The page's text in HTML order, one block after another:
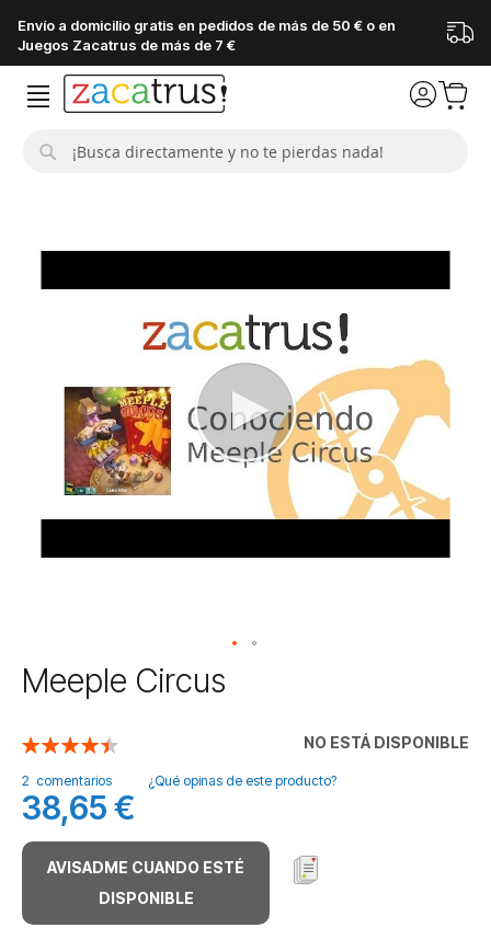
Envío a domicilio gratis en pedidos de más de 50 € o en
Juegos Zacatrus de más de 7 €
Saltar
al
de
la
galería
de
imágenes
Meeple Circus
NO ESTÁ DISPONIBLE
Valoración:
2 comentarios ¿Qué opinas de este producto?
38,65 €
AVISADME CUANDO ESTÉ
DISPONIBLE